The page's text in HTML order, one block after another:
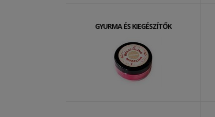
GYURMA ÉS KIEGÉSZÍTŐK